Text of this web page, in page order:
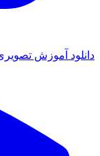
دانلود آموزش